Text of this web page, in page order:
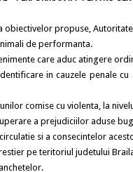
propuse, Autoritatea
de performanta.
care aduc atingere
in cauzele penale
comise cu violenta, la
a prejudiciilor aduse
si a consecintelor
pe teritoriul judetului